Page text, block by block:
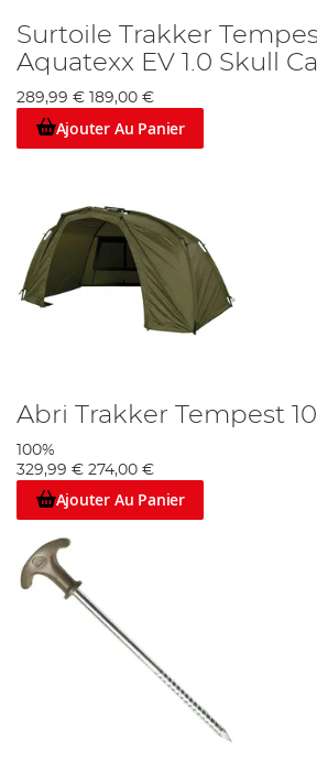
Surtoile Trakker
Aquatexx EV 1.0 Skull
289,99 € 189,00 €
Ajouter Au Panier
Abri Trakker Tempest
100%
329,99 € 274,00 €
Ajouter Au Panier